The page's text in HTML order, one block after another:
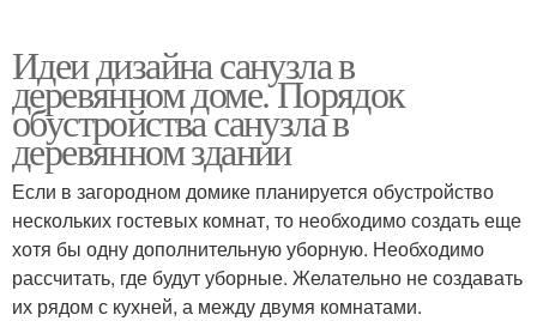
Идеи дизайна санузла в
деревянном доме. Порядок
обустройства санузла в
деревянном здании
Если в загородном домике планируется обустройство
нескольких гостевых комнат, то необходимо создать еще
хотя бы одну дополнительную уборную. Необходимо
рассчитать, где будут уборные. Желательно не создавать
их рядом с кухней, а между двумя комнатами.